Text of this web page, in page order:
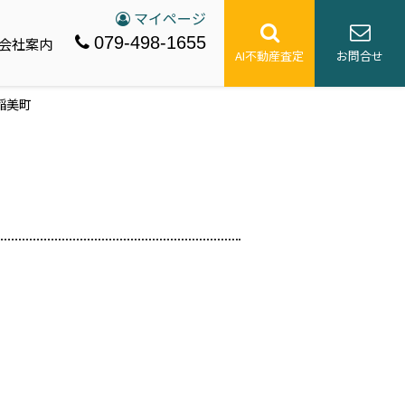
社案内
マイページ
079-498-1655
AI不動産査定 お問合せ
美町